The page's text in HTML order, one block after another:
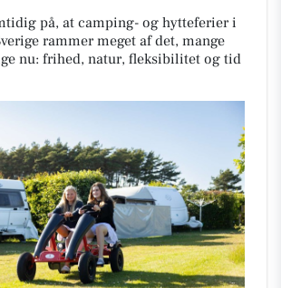
på, at camping- og hytteferier i
rammer meget af det, mange
nu: frihed, natur, fleksibilitet og tid